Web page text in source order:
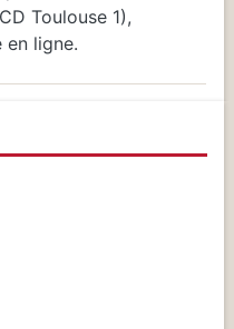
Toulouse 1),
en ligne.